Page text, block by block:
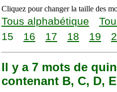
Cliquez pour changer la taille des
Tous alphabétique
15
16 17 18 19
Il y a 7 mots de
contenant B, C, D,